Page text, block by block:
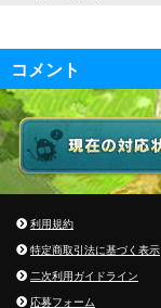
コメント
利用規約
特定商取引法に基づく表示
二次利用ガイドライン
応募フォーム